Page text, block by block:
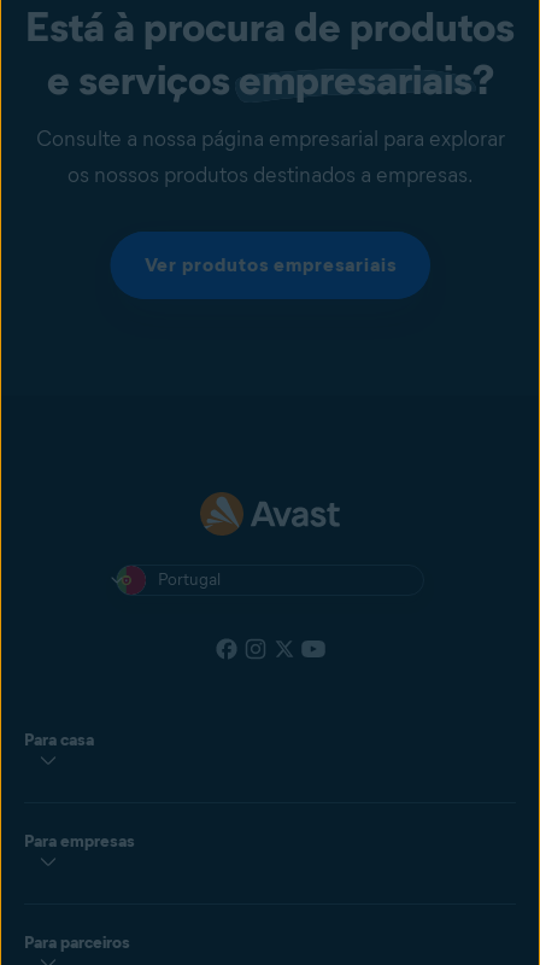
Está à procura de produtos
e serviços empresariais?
Consulte a nossa página empresarial para explorar
os nossos produtos destinados a empresas.
Ver produtos empresariais
Portugal
Para casa
Para empresas
Para parceiros